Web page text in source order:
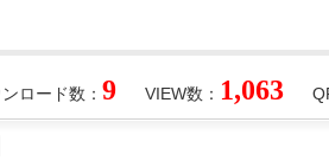
VIEW数： 1,063
ロード数： 9